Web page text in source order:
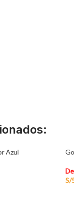
Azul
S/